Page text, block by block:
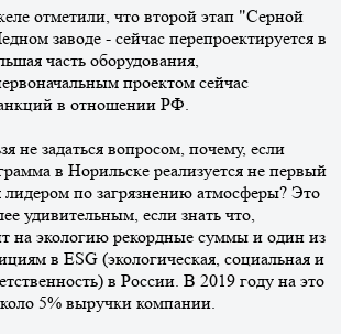
отметили, что второй этап "Серной
заводе - сейчас перепроектируется в
часть оборудования,
проектом сейчас
в отношении РФ.
не задаться вопросом, почему, если
в Норильске реализуется не первый
лидером по загрязнению атмосферы? Это
удивительным, если знать что,
на экологию рекордные суммы и один из
в ESG (экологическая, социальная и
в России. В 2019 году на это
5% выручки компании.